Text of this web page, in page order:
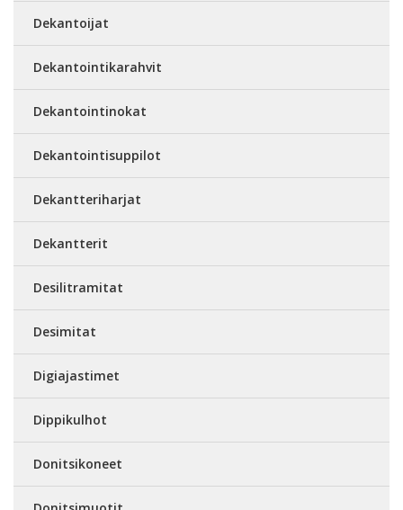
Dekantoijat
Dekantointikarahvit
Dekantointinokat
Dekantointisuppilot
Dekantteriharjat
Dekantterit
Desilitramitat
Desimitat
Digiajastimet
Dippikulhot
Donitsikoneet